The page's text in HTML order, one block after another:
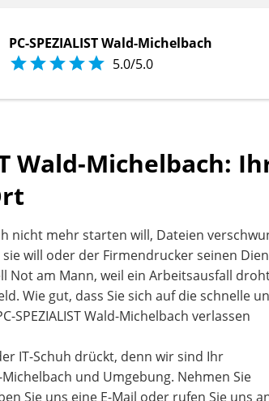
PC-SPEZIALIST Wald-Michelbach
 5.0/5.0
Wald-Michelbach:
nicht mehr starten will, Dateien
will oder der Firmendrucker seinen
Not am Mann, weil ein Arbeitsausfall
Wie gut, dass Sie sich auf die schnelle
SPEZIALIST Wald-Michelbach verlassen
IT-Schuh drückt, denn wir sind Ihr
und Umgebung. Nehmen Sie
Sie uns eine E-Mail oder rufen Sie uns